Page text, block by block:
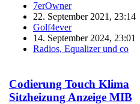
7erOwner
22. September 2021, 23:14
Golf4ever
14. September 2024, 23:01
Radios, Equalizer und co
Codierung Touch Klima
Sitzheizung Anzeige MIB